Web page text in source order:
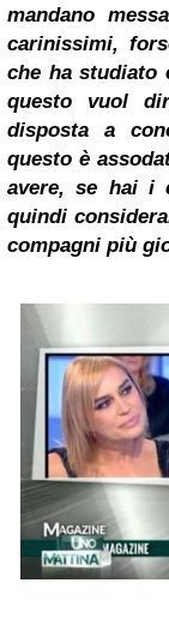
mandano
carinissimi,
che ha studiato
questo vuol
disposta a
questo è
avere, se hai i
quindi
compagni più